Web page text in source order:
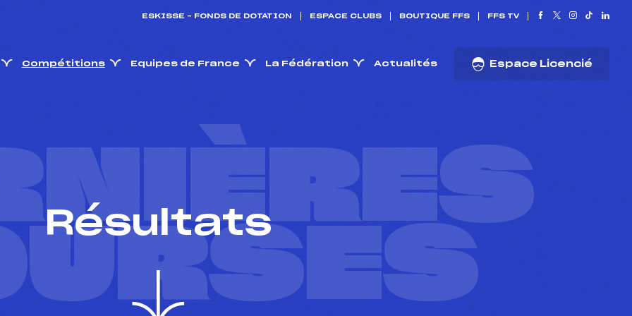
ESKISSE – FONDS DE DOTATION ESPACE CLUBS BOUTIQUE FFS FFS TV
Compétitions Equipes de France La Fédération Actualités Espace Licencié
Résultats